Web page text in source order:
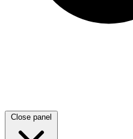
Close panel